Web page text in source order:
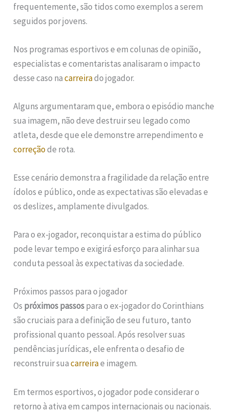
frequentemente, são tidos como exemplos a serem
seguidos por jovens.
Nos programas esportivos e em colunas de opinião,
especialistas e comentaristas analisaram o impacto
desse caso nacarreirado jogador.
Alguns argumentaram que, embora o episódio manche
sua imagem, não deve destruir seu legado como
atleta, desde que ele demonstre arrependimento e
correçãode rota.
Esse cenário demonstra a fragilidade da relação entre
ídolos e público, onde as expectativas são elevadas e
os deslizes, amplamente divulgados.
Para o ex-jogador, reconquistar a estima do público
pode levar tempo e exigirá esforço para alinhar sua
conduta pessoal às expectativas da sociedade.
Próximos passos para o jogador
Os próximos passospara o ex-jogador do Corinthians
são cruciais para a definição de seu futuro, tanto
profissional quanto pessoal. Após resolver suas
pendências jurídicas, ele enfrenta o desafio de
reconstruir suacarreirae imagem.
Em termos esportivos, o jogador pode considerar o
retorno à ativa em campos internacionais ou nacionais.